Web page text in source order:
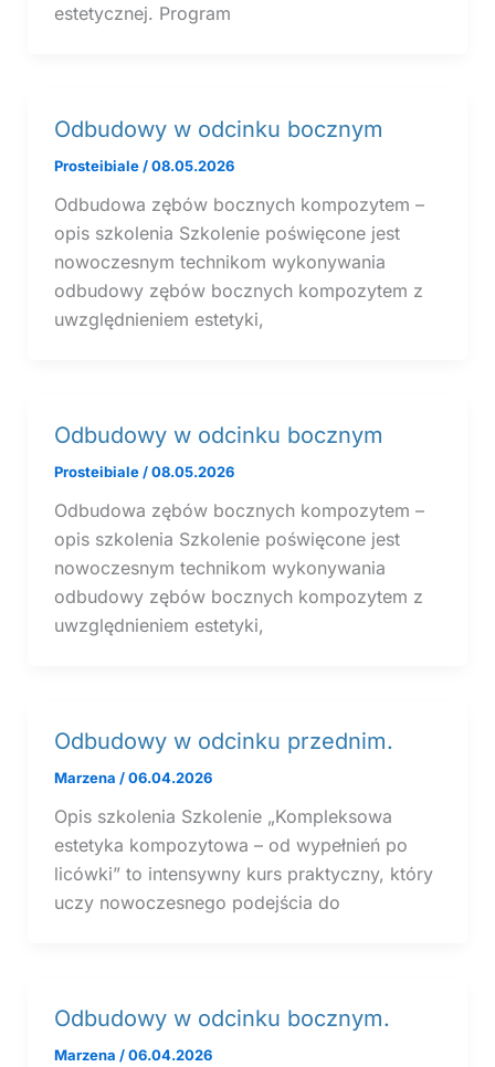
estetycznej. Program
Odbudowy w odcinku bocznym
Prosteibiale /08.05.2026
Odbudowa zębów bocznych kompozytem –
opis szkolenia Szkolenie poświęcone jest
nowoczesnym technikom wykonywania
odbudowy zębów bocznych kompozytem z
uwzględnieniem estetyki,
Odbudowy w odcinku bocznym
Prosteibiale /08.05.2026
Odbudowa zębów bocznych kompozytem –
opis szkolenia Szkolenie poświęcone jest
nowoczesnym technikom wykonywania
odbudowy zębów bocznych kompozytem z
uwzględnieniem estetyki,
Odbudowy w odcinku przednim.
Marzena /06.04.2026
Opis szkolenia Szkolenie „Kompleksowa
estetyka kompozytowa – od wypełnień po
licówki” to intensywny kurs praktyczny, który
uczy nowoczesnego podejścia do
Odbudowy w odcinku bocznym.
Marzena /06.04.2026